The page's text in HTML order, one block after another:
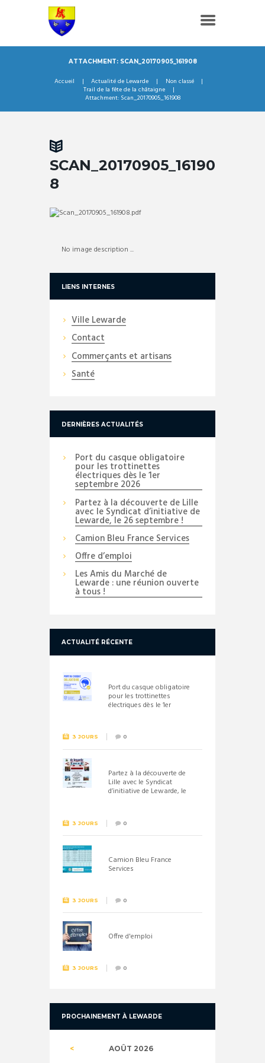
ATTACHMENT: SCAN_20170905_161908
Accueil Actualité de Lewarde
Non classé
Trail de la fête de la châtaigne
Attachment: Scan_20170905_161908
SCAN_20170905_16190
8
No image description ...
LIENS INTERNES
Ville Lewarde
Contact
Commerçants et artisans
Santé
DERNIÈRES ACTUALITÉS
Port du casque obligatoire
pour les trottinettes
électriques dès le 1er
septembre 2026
Partez à la découverte de Lille
avec le Syndicat d’initiative de
Lewarde, le 26 septembre !
Camion Bleu France Services
Offre d’emploi
Les Amis du Marché de
Lewarde : une réunion ouverte
à tous !
ACTUALITÉ RÉCENTE
Port du casque obligatoire
pour les trottinettes
électriques dès le 1er
3 JOURS 0
Partez à la découverte de
Lille avec le Syndicat
d’initiative de Lewarde, le
3 JOURS 0
Camion Bleu France
Services
3 JOURS 0
Offre d'emploi
3 JOURS 0
PROCHAINEMENT À LEWARDE
AOÛT 2026